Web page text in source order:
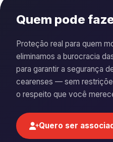
Quem pode
Proteção real para quem
eliminamos a burocracia
para garantir a segurança
cearenses — sem
o respeito que você
Quero ser